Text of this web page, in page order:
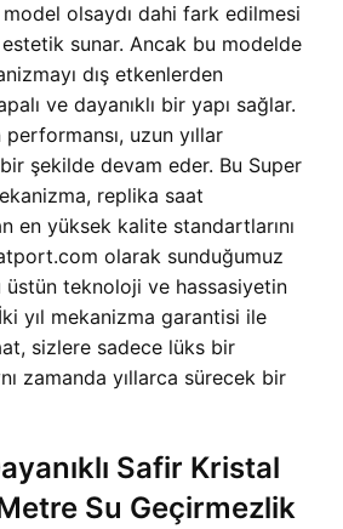
olsaydı dahi fark edilmesi
sunar. Ancak bu modelde
dış etkenlerden
ve dayanıklı bir yapı sağlar.
uzun yıllar
şekilde devam eder. Bu Super
replika saat
en yüksek kalite standartlarını
olarak sunduğumuz
teknoloji ve hassasiyetin
yıl mekanizma garantisi ile
sizlere sadece lüks bir
zamanda yıllarca sürecek bir
Safir Kristal
Su Geçirmezlik